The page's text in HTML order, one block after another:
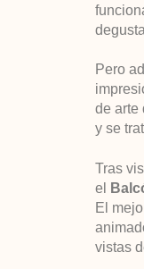
Pero
de arte
y se
Tras
el
El
vistas